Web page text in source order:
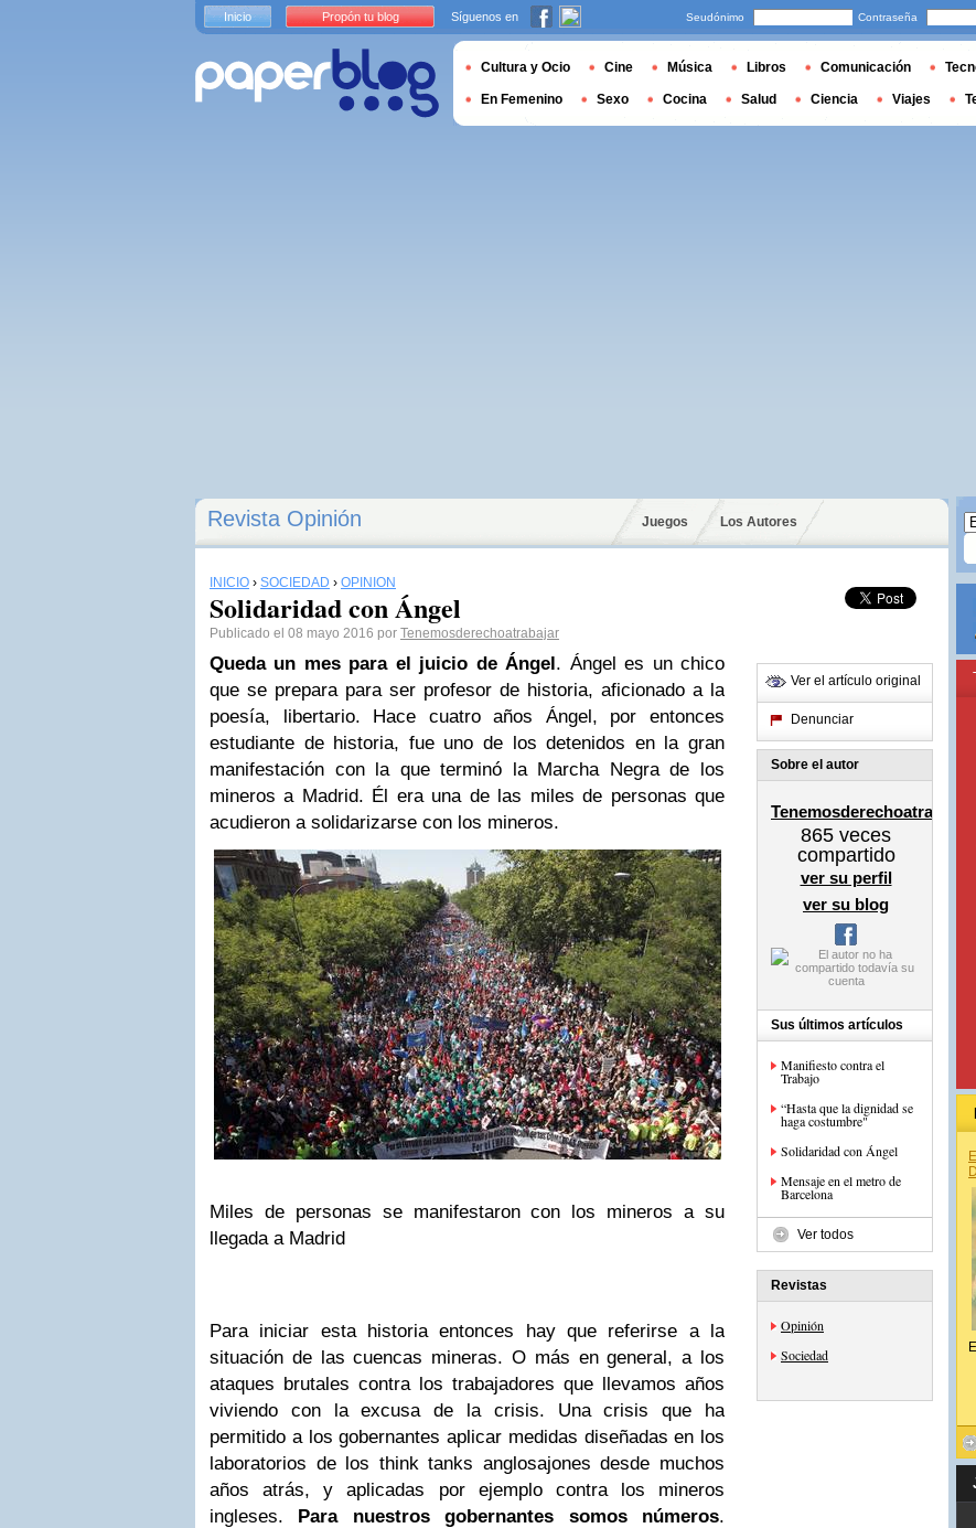
Revista Opinión Juegos Los Autores
INICIO › SOCIEDAD › OPINIÓN
Solidaridad con Ángel
Publicado el 08 mayo 2016 por Tenemosderechoatrabajar
Queda un mes para el juicio de Ángel. Ángel es un chico
que se prepara para ser profesor de historia, aficionado a la
poesía, libertario. Hace cuatro años Ángel, por entonces
estudiante de historia, fue uno de los detenidos en la gran
manifestación con la que terminó la Marcha Negra de los
mineros a Madrid. Él era una de las miles de personas que
acudieron a solidarizarse con los mineros.
Miles de personas se manifestaron con los mineros a su
llegada a Madrid
Para iniciar esta historia entonces hay que referirse a la
situación de las cuencas mineras. O más en general, a los
ataques brutales contra los trabajadores que llevamos años
viviendo con la excusa de la crisis. Una crisis que ha
permitido a los gobernantes aplicar medidas diseñadas en los
laboratorios de los think tanks anglosajones desde muchos
años atrás, y aplicadas por ejemplo contra los mineros
ingleses. Para nuestros gobernantes somos números.
Ver el artículo original
Denunciar
Sobre el autor
Tenemosderechoatrabajar
865 veces
compartido
ver su perfil
ver su blog
Sus últimos artículos
Manifiesto contra el
Trabajo
“Hasta que la dignidad se
haga costumbre"
Solidaridad con Ángel
Mensaje en el metro de
Barcelona
Ver todos
Revistas
Opinión
Sociedad
Inicio Propón tu blog Síguenos en Seudónimo Contraseña
Cultura y Ocio Cine Música Libros Comunicación
En Femenino Sexo Cocina Salud Ciencia Viajes